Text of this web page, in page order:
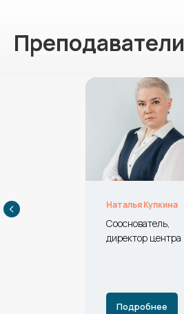
Преподаватели
Наталья Купкина
Сооснователь,
директор центра
Подробнее